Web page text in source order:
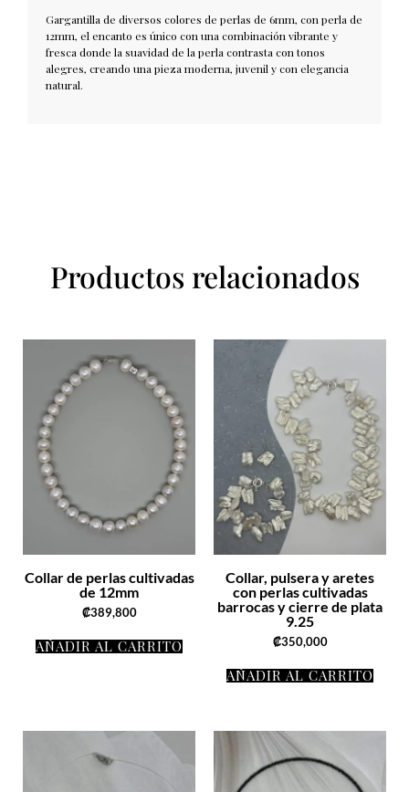
Gargantilla de diversos colores de perlas de 6mm, con perla de
12mm, el encanto es único con una combinación vibrante y
fresca donde la suavidad de la perla contrasta con tonos
alegres, creando una pieza moderna, juvenil y con elegancia
natural.
Productos relacionados
Collar de perlas cultivadas
de 12mm
₡389,800
AÑADIR AL CARRITO
Collar, pulsera y aretes
con perlas cultivadas
barrocas y cierre de plata
9.25
₡350,000
AÑADIR AL CARRITO